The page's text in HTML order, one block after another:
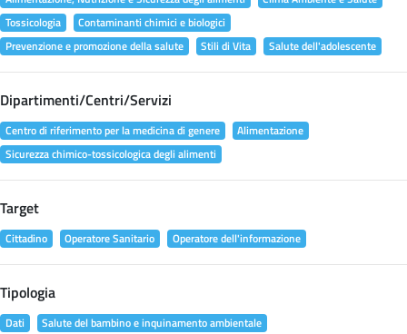
Tossicologia
Contaminanti chimici e biologici
Prevenzione e promozione della salute
Stili di Vita Salute dell'adolescente
Dipartimenti/Centri/Servizi
Centro di riferimento per la medicina di genere
Alimentazione
Sicurezza chimico-tossicologica degli alimenti
Target
Cittadino Operatore Sanitario Operatore dell'informazione
Tipologia
Dati
Salute del bambino e inquinamento ambientale